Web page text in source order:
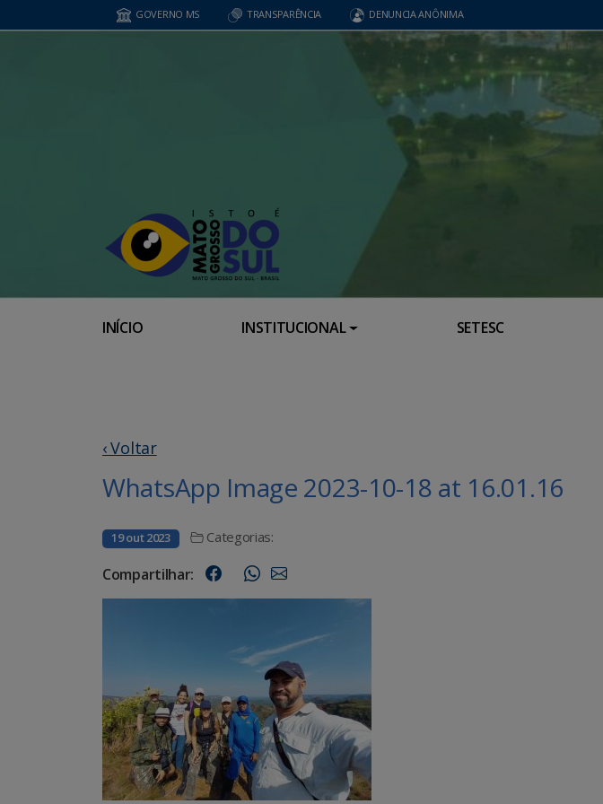
GOVERNO MS TRANSPARÊNCIA DENUNCIA ANÔNIMA
INÍCIO INSTITUCIONAL SETESC
‹ Voltar
WhatsApp Image 2023-10-18 at 16.01.16
19 out 2023 Categorias:
Compartilhar: